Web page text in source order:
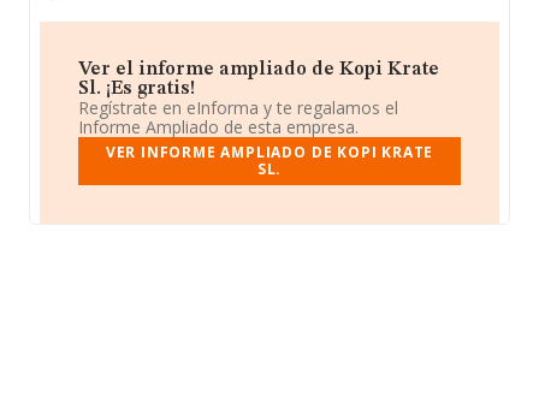
Ver el informe ampliado de Kopi Krate
Sl. ¡Es gratis!
Regístrate en eInforma y te regalamos el
Informe Ampliado de esta empresa.
VER INFORME AMPLIADO DE KOPI KRATE
SL.